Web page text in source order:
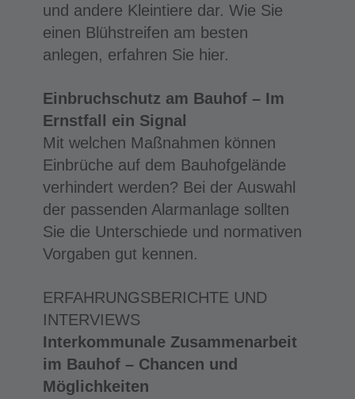
und andere Kleintiere dar. Wie Sie
einen Blühstreifen am besten
anlegen, erfahren Sie hier.
Einbruchschutz am Bauhof – Im
Ernstfall ein Signal
Mit welchen Maßnahmen können
Einbrüche auf dem Bauhofgelände
verhindert werden? Bei der Auswahl
der passenden Alarmanlage sollten
Sie die Unterschiede und normativen
Vorgaben gut kennen.
ERFAHRUNGSBERICHTE UND
INTERVIEWS
Interkommunale Zusammenarbeit
im Bauhof – Chancen und
Möglichkeiten